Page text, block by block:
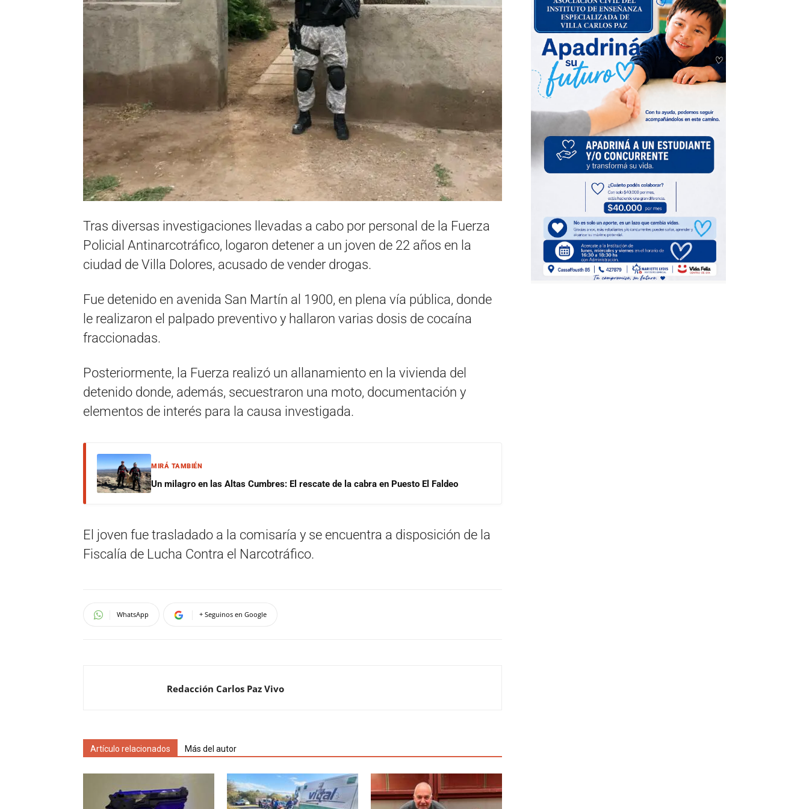
Tras diversas investigaciones llevadas a cabo por personal de la Fuerza
Policial Antinarcotráfico, logaron detener a un joven de 22 años en la
ciudad de Villa Dolores, acusado de vender drogas.
Fue detenido en avenida San Martín al 1900, en plena vía pública, donde
le realizaron el palpado preventivo y hallaron varias dosis de cocaína
fraccionadas.
Posteriormente, la Fuerza realizó un allanamiento en la vivienda del
detenido donde, además, secuestraron una moto, documentación y
elementos de interés para la causa investigada.
MIRÁ TAMBIÉN
Un milagro en las Altas Cumbres: El rescate de la cabra en Puesto El Faldeo
El joven fue trasladado a la comisaría y se encuentra a disposición de la
Fiscalía de Lucha Contra el Narcotráfico.
WhatsApp + Seguinos en Google
Redacción Carlos Paz Vivo
Artículo relacionados Más del autor